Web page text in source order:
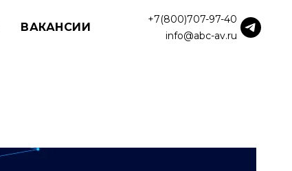
ВАКАНСИИ
+7(800)707-97-40
info@abc-av.ru